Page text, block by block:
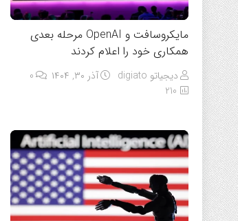
مایکروسافت و OpenAI مرحله بعدی
همکاری خود را اعلام کردند
دیجیاتو digiato آذر ۳۰, ۱۴۰۴
0
210